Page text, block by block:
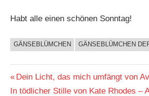
Habt alle einen schönen Sonntag!
BUCHIGES
GÄNSEBLÜMCHEN GÄNSEBLÜMCHEN
Beitragsnavigation
Vorheriger
Beitrag:
Dein Licht, das mich umfängt von
Nächster
In tödlicher Stille von Kate Rhodes –